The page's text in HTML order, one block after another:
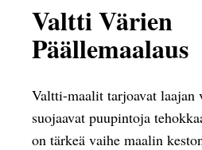
Valtti Värien
Päällemaalaus
Valtti-maalit tarjoavat laajan
suojaavat puupintoja
on tärkeä vaihe maalin